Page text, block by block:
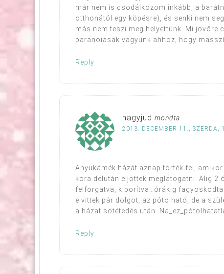
már nem is csodálkozom inkább, a
otthonától egy köpésre), és senki nem
más nem teszi meg helyettünk. Mi jövőre
paranoiásak vagyunk ahhoz, hogy
Reply
nagyjud mondta
2013. DECEMBER 11., SZERDA,
Anyukámék házát aznap törték fel,
kora délután eljöttek meglátogatni. Alig 2
felforgatva, kiborítva…órákig
elvittek pár dolgot, az pótolható, de a
a házat sötétedés után.
Reply